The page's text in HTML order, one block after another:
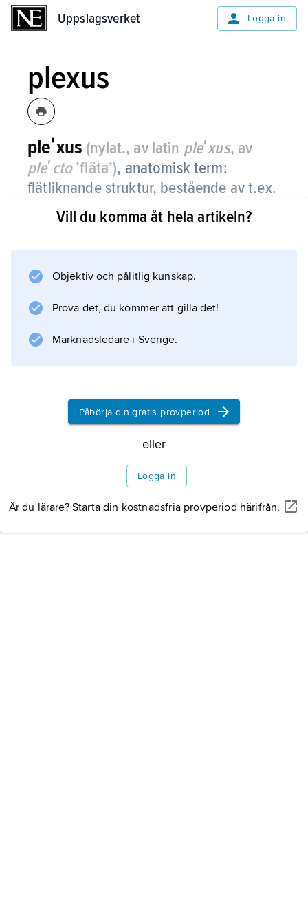
Uppslagsverket Logga in
plexus
pleʹxus (nylat., av latin pleʹxus, av
pleʹcto’fläta’), anatomisk term:
flätliknande struktur, bestående av t.ex.
blodkärl eller nerver.
plexus cervicalis
plexus brachialis
respektive
plexus lumbosacralis
plexus venosus caroticus internus
Vill du komma åt hela artikeln?
Objektiv och pålitlig kunskap.
Prova det, du kommer att gilla det!
Marknadsledare i Sverige.
Påbörja din gratis provperiod
eller
Logga in
Är du lärare? Starta din kostnadsfria provperiod härifrån.